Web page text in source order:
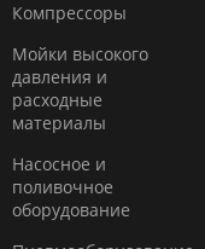
Компресcоры
Мойки высокого
давления и
расходные
материалы
Насосное и
поливочное
оборудование